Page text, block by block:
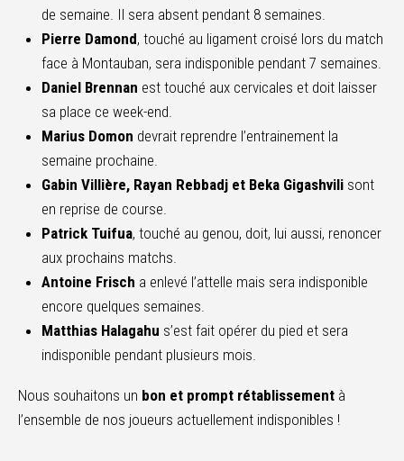
de semaine. Il sera absent pendant 8 semaines.
Pierre Damond, touché au ligament croisé lors du match
face à Montauban, sera indisponible pendant 7 semaines.
Daniel Brennan est touché aux cervicales et doit laisser
sa place ce week-end.
Marius Domon devrait reprendre l’entrainement la
semaine prochaine.
Gabin Villière, Rayan Rebbadj et Beka Gigashvili sont
en reprise de course.
Patrick Tuifua, touché au genou, doit, lui aussi, renoncer
aux prochains matchs.
Antoine Frisch a enlevé l’attelle mais sera indisponible
encore quelques semaines.
Matthias Halagahu s’est fait opérer du pied et sera
indisponible pendant plusieurs mois.
Nous souhaitons un bon et prompt rétablissement à
l’ensemble de nos joueurs actuellement indisponibles !